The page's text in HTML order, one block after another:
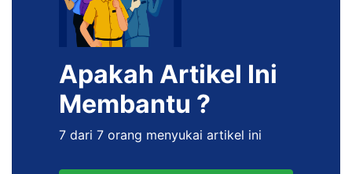
Apakah Artikel Ini
Membantu ?
7 dari 7 orang menyukai artikel ini